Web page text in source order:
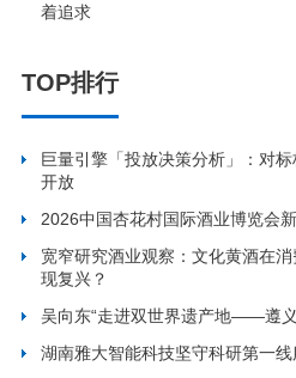
着追求
TOP排行
巨量引擎「投放决策分析」：对
开放
2026中国杏花村国际酒业博览会
宽窄研究酒业观察：文化黄酒在
现复兴？
吴向东“走进双世界遗产地——遵
湖南雅大智能科技坚守科研第一